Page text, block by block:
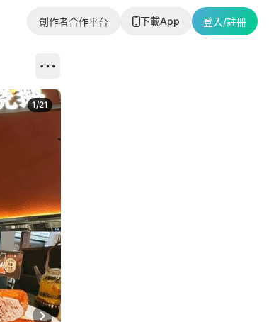
創作者合作平台 下載App 登入/註冊
1/21